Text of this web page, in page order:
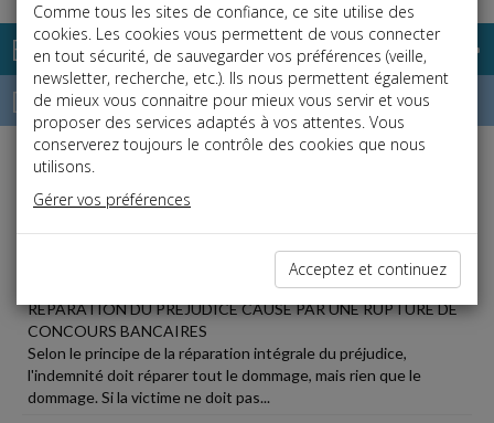
Base documentaire
Dépêches
Liste des dernières dépêches
RÉPARATION DU PRÉJUDICE CAUSÉ PAR UNE RUPTURE DE
CONCOURS BANCAIRES
Selon le principe de la réparation intégrale du préjudice,
l'indemnité doit réparer tout le dommage, mais rien que le
dommage. Si la victime ne doit pas...
Comme tous les sites de confiance, ce site utilise des
cookies. Les cookies vous permettent de vous connecter
en tout sécurité, de sauvegarder vos préférences (veille,
newsletter, recherche, etc.). Ils nous permettent également
de mieux vous connaitre pour mieux vous servir et vous
proposer des services adaptés à vos attentes. Vous
conserverez toujours le contrôle des cookies que nous
utilisons.
Gérer vos préférences
Acceptez et continuez